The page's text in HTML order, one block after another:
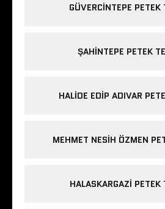
GÜVERCINTEPE
ŞAHINTEPE PETEK
HALIDE EDIP ADIVAR
MEHMET NESIH ÖZMEN
HALASKARGAZI PETEK